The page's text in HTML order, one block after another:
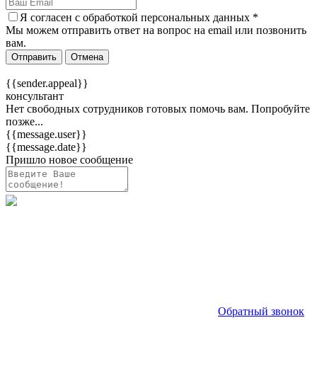
Я согласен c обработкой персональных данных *
Мы можем отправить ответ на вопрос на email или позвонить
вам.
Отправить Отмена
{{sender.appeal}}
консультант
Нет свободных сотрудников готовых помочь вам. Попробуйте
позже...
{{message.user}}
{{message.date}}
Пришло новое сообщение
Обратный звонок